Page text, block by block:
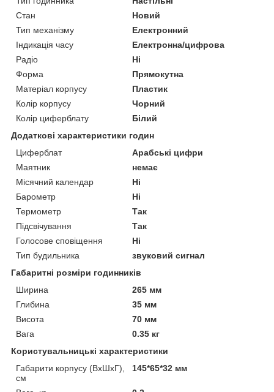
Стан
Новий
Тип механізму
Електронний
Індикація часу
Електронна/цифрова
Радіо
Ні
Форма
Прямокутна
Матеріал корпусу
Пластик
Колір корпусу
Чорний
Колір циферблату
Білий
Додаткові характеристики годин
Циферблат
Арабські цифри
Маятник
немає
Місячний календар
Ні
Барометр
Ні
Термометр
Так
Підсвічування
Так
Голосове сповіщення
Ні
Тип будильника
звуковий сигнал
Габаритні розміри годинників
Ширина
265 мм
Глибина
35 мм
Висота
70 мм
Вага
0.35 кг
Користувальницькі характеристики
Габарити корпусу (ВхШхГ),
см
145*65*32 мм